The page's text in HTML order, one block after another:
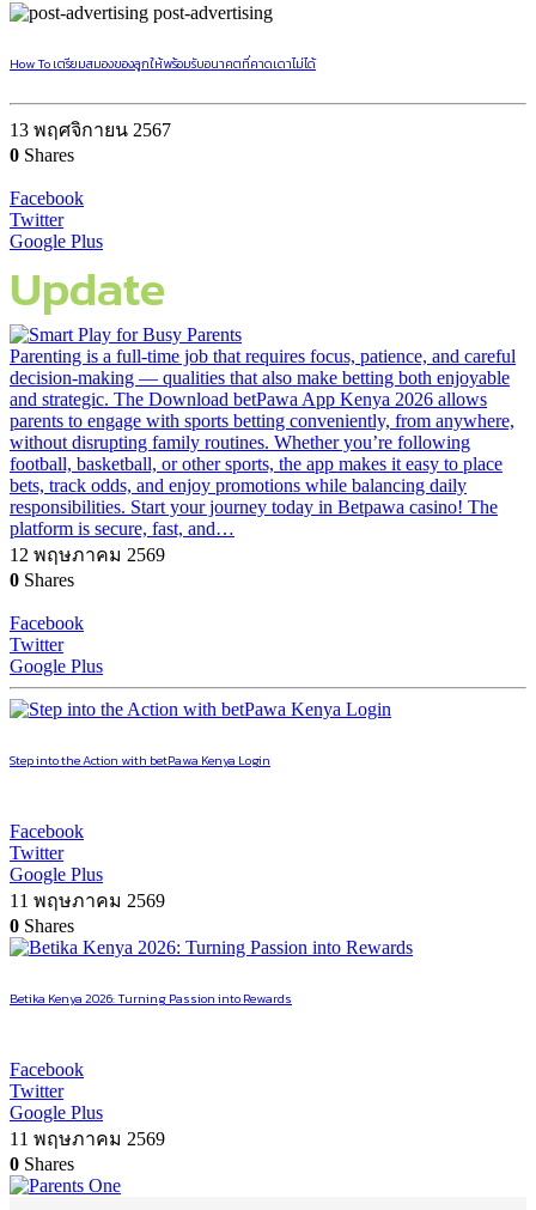
post-advertising
How To เตรียมสมองของลูกให้พร้อมรับอนาคตที่คาดเดาไม่ได้
13 พฤศจิกายน 2567
0 Shares
Facebook
Twitter
Google Plus
Update
Parenting is a full-time job that requires focus, patience, and careful
decision-making — qualities that also make betting both enjoyable
and strategic. The Download betPawa App Kenya 2026 allows
parents to engage with sports betting conveniently, from anywhere,
without disrupting family routines. Whether you’re following
football, basketball, or other sports, the app makes it easy to place
bets, track odds, and enjoy promotions while balancing daily
responsibilities. Start your journey today in Betpawa casino! The
platform is secure, fast, and…
12 พฤษภาคม 2569
0 Shares
Facebook
Twitter
Google Plus
Step into the Action with betPawa Kenya Login
Facebook
Twitter
Google Plus
11 พฤษภาคม 2569
0 Shares
Betika Kenya 2026: Turning Passion into Rewards
Facebook
Twitter
Google Plus
11 พฤษภาคม 2569
0 Shares